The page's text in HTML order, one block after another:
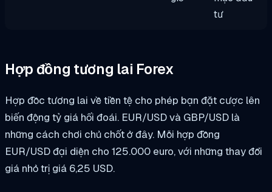
tư
Hợp đồng tương lai Forex
Hợp đồc tương lai về tiền tệ cho phép bạn đặt cược lên
biến động tỷ giá hối đoái. EUR/USD và GBP/USD là
những cách chơi chủ chốt ở đây. Mỗi hợp đồng
EUR/USD đại diện cho 125.000 euro, với những thay đổi
giá nhỏ trị giá 6,25 USD.